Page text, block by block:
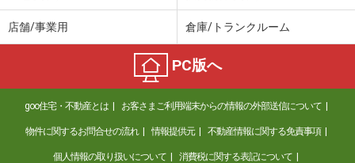
店舗/事業用 倉庫/トランクルーム
PC版へ
goo住宅・不動産とは お客さまご利用端末からの情報の外部送信について
物件に関するお問合せの流れ 情報提供元 不動産情報に関する免責事項
個人情報の取り扱いについて 消費税に関する表記について